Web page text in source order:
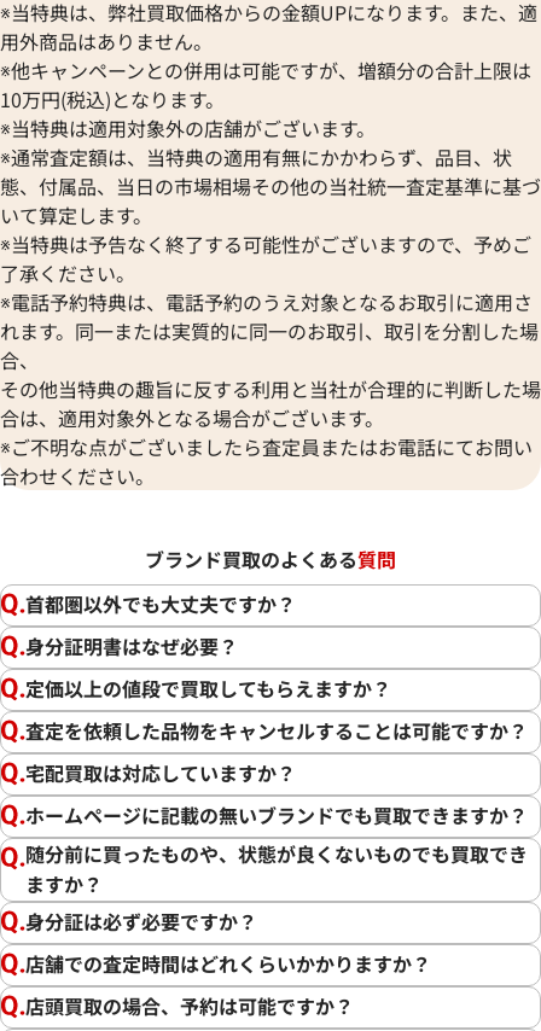
※当特典は、弊社買取価格からの金額UPになります。また、適
用外商品はありません。
※他キャンペーンとの併用は可能ですが、増額分の合計上限は
10万円(税込)となります。
※当特典は適用対象外の店舗がございます。
※通常査定額は、当特典の適用有無にかかわらず、品目、状
態、付属品、当日の市場相場その他の当社統一査定基準に基づ
いて算定します。
※当特典は予告なく終了する可能性がございますので、予めご
了承ください。
※電話予約特典は、電話予約のうえ対象となるお取引に適用さ
れます。同一または実質的に同一のお取引、取引を分割した場
合、
その他当特典の趣旨に反する利用と当社が合理的に判断した場
合は、適用対象外となる場合がございます。
※ご不明な点がございましたら査定員またはお電話にてお問い
合わせください。
ブランド買取のよくある質問
首都圏以外でも大丈夫ですか？
身分証明書はなぜ必要？
定価以上の値段で買取してもらえますか？
査定を依頼した品物をキャンセルすることは可能ですか？
宅配買取は対応していますか？
ホームページに記載の無いブランドでも買取できますか？
随分前に買ったものや、状態が良くないものでも買取でき
ますか？
身分証は必ず必要ですか？
店舗での査定時間はどれくらいかかりますか？
店頭買取の場合、予約は可能ですか？